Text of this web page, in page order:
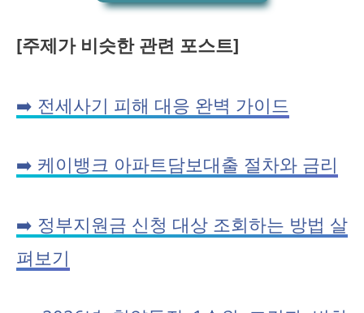
[주제가 비슷한 관련 포스트]
➡️ 전세사기 피해 대응 완벽 가이드
➡️ 케이뱅크 아파트담보대출 절차와 금리
➡️ 정부지원금 신청 대상 조회하는 방법 살
펴보기